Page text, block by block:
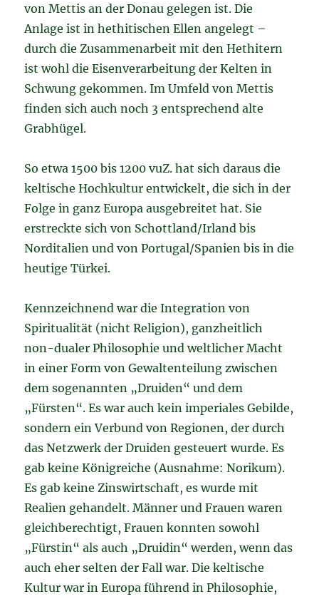
von Mettis an der Donau gelegen ist. Die
Anlage ist in hethitischen Ellen angelegt –
durch die Zusammenarbeit mit den Hethitern
ist wohl die Eisenverarbeitung der Kelten in
Schwung gekommen. Im Umfeld von Mettis
finden sich auch noch 3 entsprechend alte
Grabhügel.
So etwa 1500 bis 1200 vuZ. hat sich daraus die
keltische Hochkultur entwickelt, die sich in der
Folge in ganz Europa ausgebreitet hat. Sie
erstreckte sich von Schottland/Irland bis
Norditalien und von Portugal/Spanien bis in die
heutige Türkei.
Kennzeichnend war die Integration von
Spiritualität (nicht Religion), ganzheitlich
non-dualer Philosophie und weltlicher Macht
in einer Form von Gewaltenteilung zwischen
dem sogenannten „Druiden“ und dem
„Fürsten“. Es war auch kein imperiales Gebilde,
sondern ein Verbund von Regionen, der durch
das Netzwerk der Druiden gesteuert wurde. Es
gab keine Königreiche (Ausnahme: Norikum).
Es gab keine Zinswirtschaft, es wurde mit
Realien gehandelt. Männer und Frauen waren
gleichberechtigt, Frauen konnten sowohl
„Fürstin“ als auch „Druidin“ werden, wenn das
auch eher selten der Fall war. Die keltische
Kultur war in Europa führend in Philosophie,